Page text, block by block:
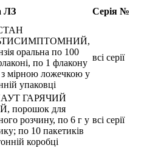
ЛЗ Серія №
оральна по 100
по 1 флакону
з мірною ложечкою у
упаковці
всі серії
ГАРЯЧИЙ
порошок для
розчину, по 6 г у
по 10 пакетиків
коробці
всі серії